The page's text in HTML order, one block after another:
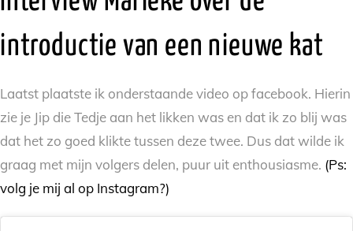
introductie van een nieuwe kat
Laatst plaatste ik onderstaande video op facebook. Hierin
zie je Jip die Tedje aan het likken was en dat ik zo blij was
dat het zo goed klikte tussen deze twee. Dus dat wilde ik
graag met mijn volgers delen, puur uit enthousiasme. (Ps:
volg je mij al op Instagram?)